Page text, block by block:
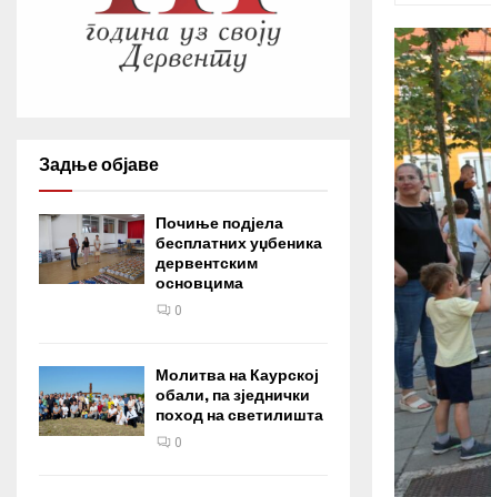
Задње објаве
Почиње подјела
бесплатних уџбеника
дервентским
основцима
0
Молитва на Каурској
обали, па зједнички
поход на светилишта
0